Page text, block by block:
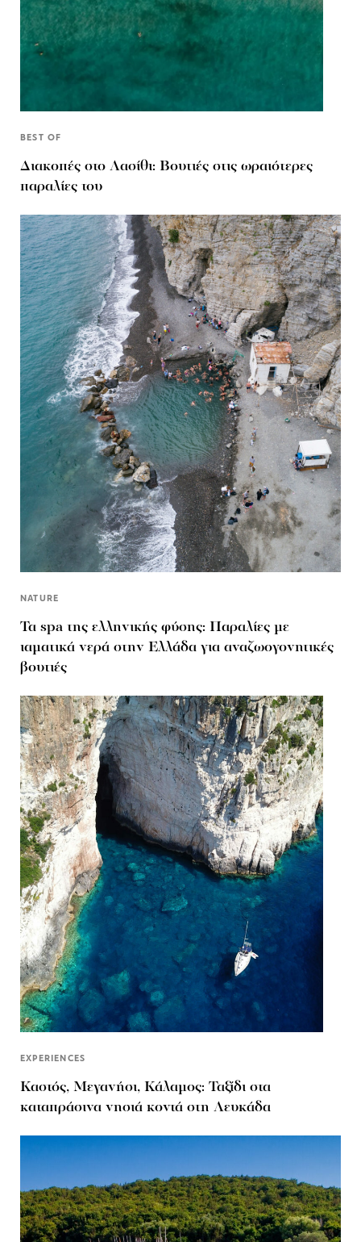
BEST OF
Διακοπές στο Λασίθι: Βουτιές στις ωραιότερες
παραλίες του
NATURE
Τα spa της ελληνικής φύσης: Παραλίες με
ιαματικά νερά στην Ελλάδα για αναζωογονητικές
βουτιές
EXPERIENCES
Καστός, Μεγανήσι, Κάλαμος: Ταξίδι στα
καταπράσινα νησιά κοντά στη Λευκάδα